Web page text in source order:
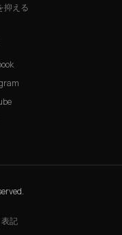
抑える
記